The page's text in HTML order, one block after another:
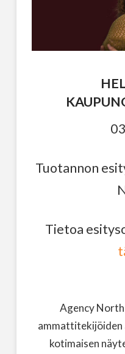
Tuotannon
Tietoa
Agency
kotimaisen